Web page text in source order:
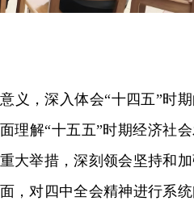
义，深入体会“十四五”时
理解“十五五”时期经济社
大举措，深刻领会坚持和
，对四中全会精神进行系